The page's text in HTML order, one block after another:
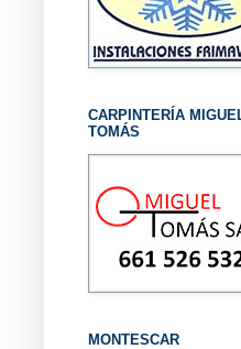
CARPINTERÍA
TOMÁS
MONTESCAR